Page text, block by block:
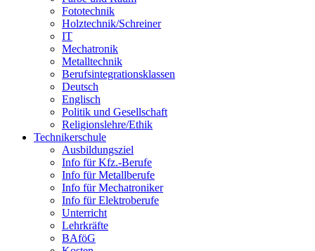
Fototechnik
Holztechnik/Schreiner
IT
Mechatronik
Metalltechnik
Berufsintegrationsklassen
Deutsch
Englisch
Politik und Gesellschaft
Religionslehre/Ethik
Technikerschule
Ausbildungsziel
Info für Kfz.-Berufe
Info für Metallberufe
Info für Mechatroniker
Info für Elektroberufe
Unterricht
Lehrkräfte
BAföG